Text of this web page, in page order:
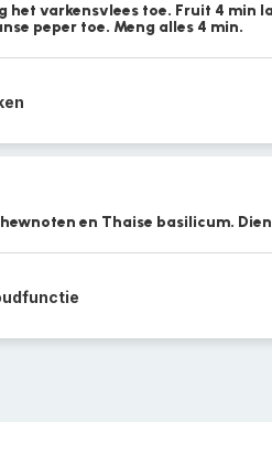
het varkensvlees toe. Fruit 4 min
peper toe. Meng alles 4 min.
en Thaise basilicum.